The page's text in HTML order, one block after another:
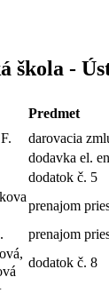
škola -
darovacia
dodavka el.
dodatok č. 5
prenajom
prenajom
dodatok č. 8